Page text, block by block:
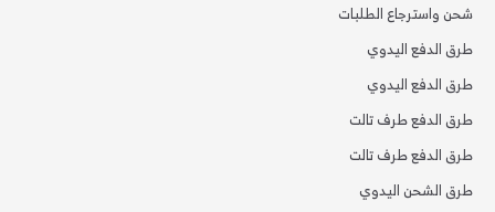
شحن واسترجاع الطلبات
طرق الدفع اليدوي
طرق الدفع اليدوي
طرق الدفع طرف تالت
طرق الدفع طرف تالت
طرق الشحن اليدوي